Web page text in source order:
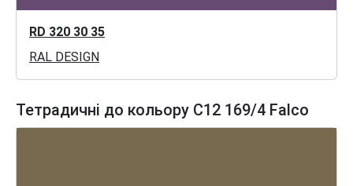
RD 320 30 35
RAL DESIGN
Тетрадичні до кольору C12 169/4 Falco